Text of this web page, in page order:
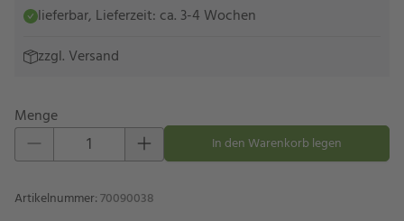
lieferbar, Lieferzeit: ca. 3-4 Wochen
zzgl. Versand
Menge
Eins hinzufügen Eins entfernenIn den Warenkorb legen
Artikelnummer:70090038